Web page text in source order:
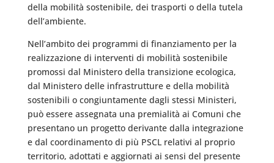
della mobilità sostenibile, dei trasporti o della tutela
dell’ambiente.
Nell’ambito dei programmi di finanziamento per la
realizzazione di interventi di mobilità sostenibile
promossi dal Ministero della transizione ecologica,
dal Ministero delle infrastrutture e della mobilità
sostenibili o congiuntamente dagli stessi Ministeri,
può essere assegnata una premialità ai Comuni che
presentano un progetto derivante dalla integrazione
e dal coordinamento di più PSCL relativi al proprio
territorio, adottati e aggiornati ai sensi del presente